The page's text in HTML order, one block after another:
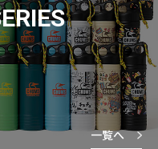
一覧へ